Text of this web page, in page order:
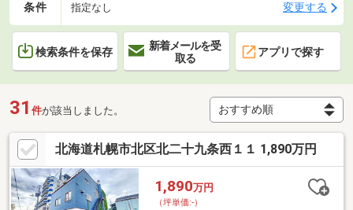
条件 指定なし 変更する
検索条件を保存
新着メールを受
取る
アプリで探す
31 件が該当しました。
北海道札幌市北区北二十九条西１１ 1,890万円
1,890万円
（坪単価:-）